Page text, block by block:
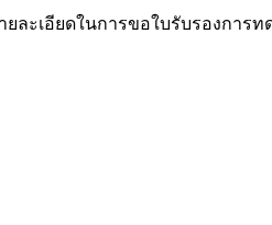
ละเอียดในการขอใบรับรองการ